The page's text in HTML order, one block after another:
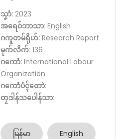
သၞာံ: 2023
အရေဝ်ဘာသာ: English
ဂကူတမ်ရိုဟ်: Research Report
မုက်လိက်: 136
ဂကောံ: International Labour
Organization
ဂကောံပံၚ်တောဲ:
တၠဒါန်သပေါန်သာ:
မြန်မာ English